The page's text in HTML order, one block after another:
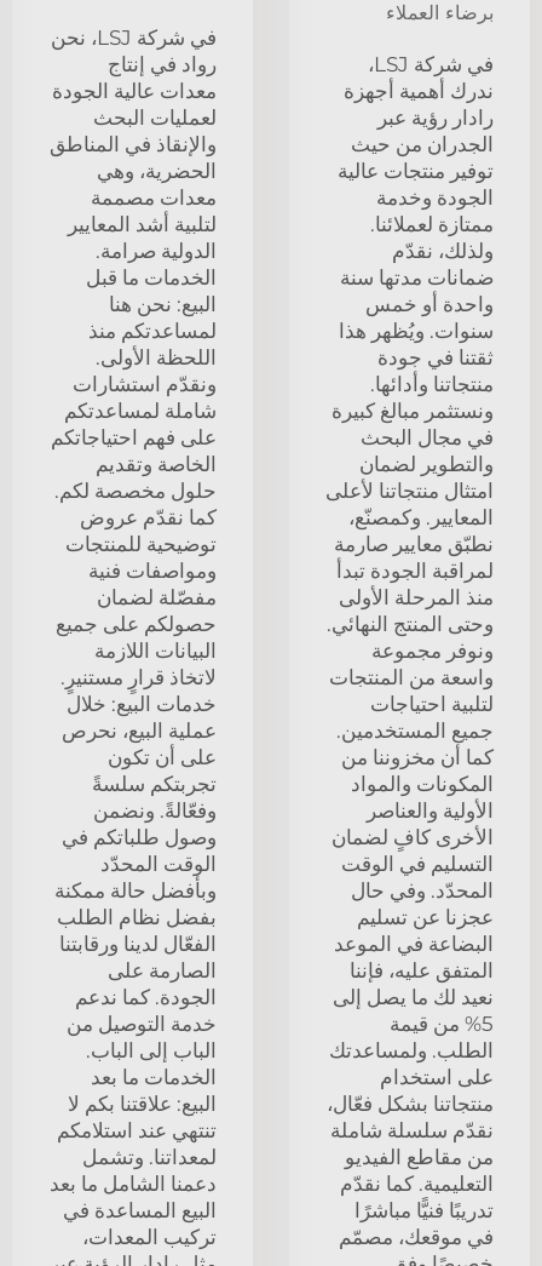
برضاء العملاء
في شركة LSJ،
ندرك أهمية أجهزة
رادار رؤية عبر
الجدران من حيث
توفير منتجات عالية
الجودة وخدمة
ممتازة لعملائنا.
ولذلك، نقدّم
ضمانات مدتها سنة
واحدة أو خمس
سنوات. ويُظهر هذا
ثقتنا في جودة
منتجاتنا وأدائها.
ونستثمر مبالغ كبيرة
في مجال البحث
والتطوير لضمان
امتثال منتجاتنا لأعلى
المعايير. وكمصنّع،
نطبّق معايير صارمة
لمراقبة الجودة تبدأ
منذ المرحلة الأولى
وحتى المنتج النهائي.
ونوفر مجموعة
واسعة من المنتجات
لتلبية احتياجات
جميع المستخدمين.
كما أن مخزوننا من
المكونات والمواد
الأولية والعناصر
الأخرى كافٍ لضمان
التسليم في الوقت
المحدّد. وفي حال
عجزنا عن تسليم
البضاعة في الموعد
المتفق عليه، فإننا
نعيد لك ما يصل إلى
5% من قيمة
الطلب. ولمساعدتك
على استخدام
منتجاتنا بشكل فعّال،
نقدّم سلسلة شاملة
من مقاطع الفيديو
التعليمية. كما نقدّم
تدريبًا فنيًّا مباشرًا
في موقعك، مصمّم
في شركة LSJ، نحن
رواد في إنتاج
معدات عالية الجودة
لعمليات البحث
والإنقاذ في المناطق
الحضرية، وهي
معدات مصممة
لتلبية أشد المعايير
الدولية صرامة.
الخدمات ما قبل
البيع: نحن هنا
لمساعدتكم منذ
اللحظة الأولى.
ونقدّم استشارات
شاملة لمساعدتكم
على فهم احتياجاتكم
الخاصة وتقديم
حلول مخصصة لكم.
كما نقدّم عروض
توضيحية للمنتجات
ومواصفات فنية
مفصّلة لضمان
حصولكم على جميع
البيانات اللازمة
لاتخاذ قرارٍ مستنيرٍ.
خدمات البيع: خلال
عملية البيع، نحرص
على أن تكون
تجربتكم سلسةً
وفعّالةً. ونضمن
وصول طلباتكم في
الوقت المحدّد
وبأفضل حالة ممكنة
بفضل نظام الطلب
الفعّال لدينا ورقابتنا
الصارمة على
الجودة. كما ندعم
خدمة التوصيل من
الباب إلى الباب.
الخدمات ما بعد
البيع: علاقتنا بكم لا
تنتهي عند استلامكم
لمعداتنا. وتشمل
دعمنا الشامل ما بعد
البيع المساعدة في
تركيب المعدات،